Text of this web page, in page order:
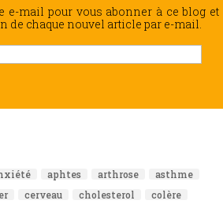
e-mail pour vous abonner à ce blog et
de chaque nouvel article par e-mail.
aphtes arthrose
asthme
cerveau cholesterol
colère